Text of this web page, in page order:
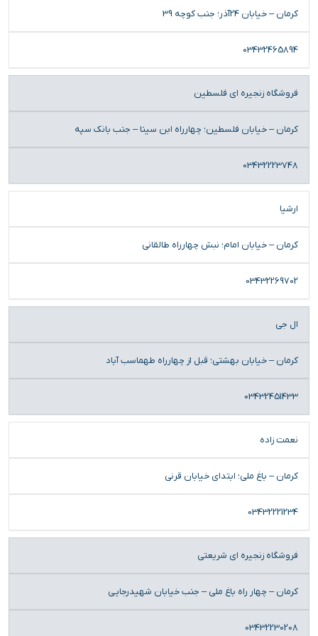
کرمان – خیابان 24آذر؛ جنب کوچه 39
03432465894
فروشگاه زنجیره ای فلسطین
کرمان – خیابان فلسطین؛ چهارراه ابن سینا – جنب بانک سپه
03432223748
ارشیا
کرمان – خیابان امام؛ نبش چهارراه طالقانی
03432269702
ال جی
کرمان – خیابان بهشتی؛ قبل از چهارراه طهماسب آباد
03432451433
نعمت زاده
کرمان – باغ ملی؛ ابتدای خیابان قرنی
03432221234
فروشگاه زنجیره ای شریعتی
کرمان – چهار راه باغ ملی – جنب خیابان شهیدرجایی
03432230208